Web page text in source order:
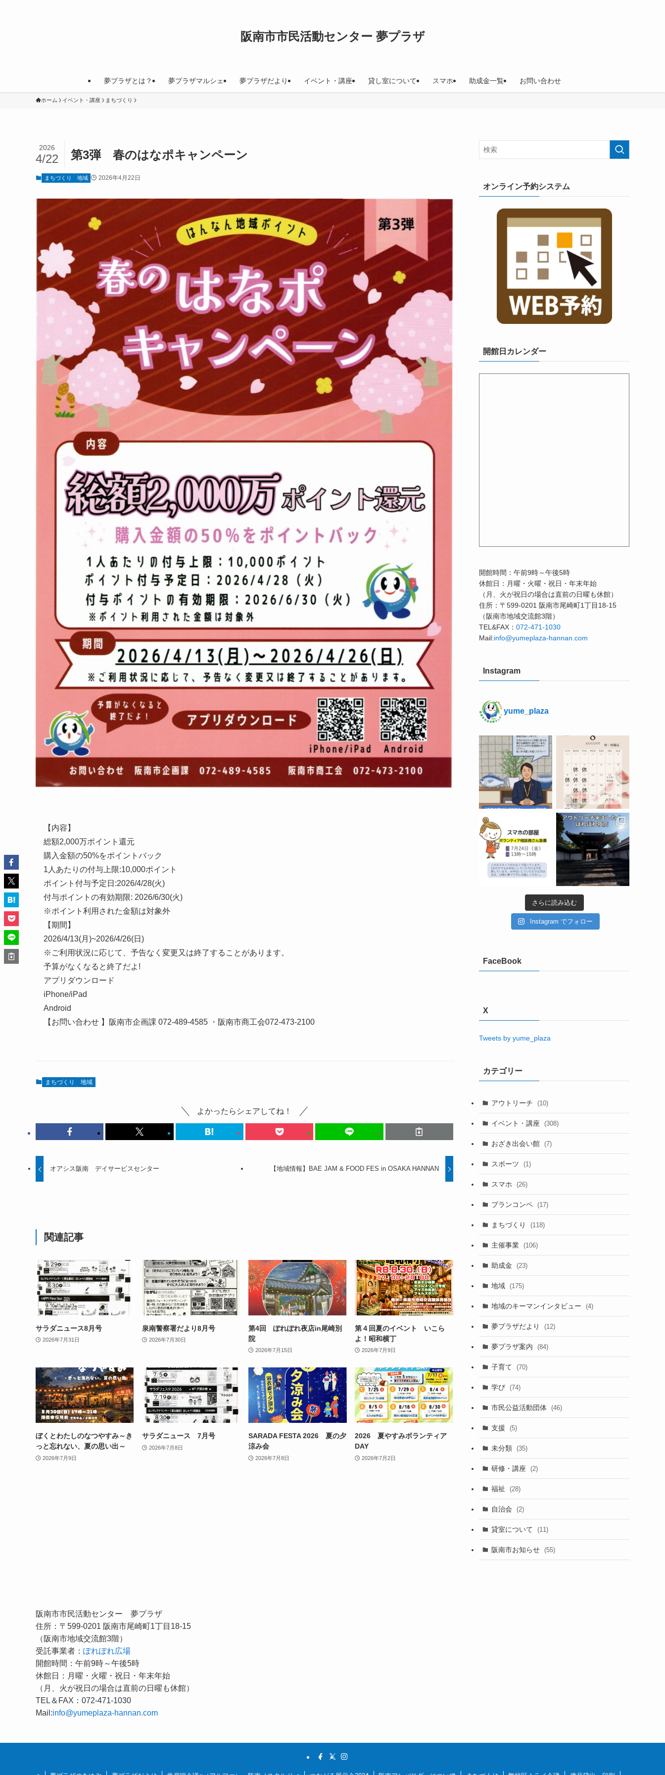
阪南市市民活動センター 夢プラザ
夢プラザとは？ 夢プラザマルシェ 夢プラザだより イベント・講座 貸し室について スマホ 助成金一覧 お問い合わせ
ホーム イベント・講座 まちづくり
第3弾 春のはなポキャンペーン
2026
4/22
まちづくり 地域 2026年4月22日
【内容】
総額2,000万ポイント還元
購入金額の50%をポイントバック
1人あたりの付与上限:10,000ポイント
ポイント付与予定日:2026/4/28(火)
付与ポイントの有効期限: 2026/6/30(火)
※ポイント利用された金額は対象外
【期間】
2026/4/13(月)~2026/4/26(日)
※ご利用状況に応じて、予告なく変更又は終了することがあります。
予算がなくなると終了だよ!
アプリダウンロード
iPhone/iPad
Android
【お問い合わせ 】阪南市企画課 072-489-4585 ・阪南市商工会072-473-2100
まちづくり 地域
よかったらシェアしてね！
オアシス阪南 デイサービスセンター 【地域情報】BAE JAM & FOOD FES in OSAKA HANNAN
関連記事
サラダニュース8月号
2026年7月31日
泉南警察署だより8月号
2026年7月30日
第4回 ぽれぽれ夜店in尾崎別
院
2026年7月15日
第４回夏のイベント いこら
よ！昭和横丁
2026年7月9日
ぼくとわたしのなつやすみ～き
っと忘れない、夏の思い出～
2026年7月9日
サラダニュース 7月号
2026年7月8日
SARADA FESTA 2026 夏の夕
涼み会
2026年7月8日
2026 夏やすみボランティア
DAY
2026年7月2日
オンライン予約システム
開館日カレンダー
開館時間：午前9時～午後5時
休館日：月曜・火曜・祝日・年末年始
（月、火が祝日の場合は直前の日曜も休館）
住所：〒599-0201 阪南市尾崎町1丁目18-15
（阪南市地域交流館3階）
TEL&FAX： 072-471-1030
Mail:info@yumeplaza-hannan.com
Instagram
yume_plaza
さらに読み込む
Instagram でフォロー
FaceBook
X
Tweets by yume_plaza
カテゴリー
アウトリーチ (10)
イベント・講座 (308)
おざき出会い館 (7)
スポーツ (1)
スマホ (26)
プランコンペ (17)
まちづくり (118)
主催事業 (106)
助成金 (23)
地域 (175)
地域のキーマンインタビュー (4)
夢プラザだより (12)
夢プラザ案内 (84)
子育て (70)
学び (74)
市民公益活動団体 (46)
支援 (5)
未分類 (35)
研修・講座 (2)
福祉 (28)
自治会 (2)
貸室について (11)
阪南市お知らせ (55)
阪南市市民活動センター 夢プラザ
住所：〒599-0201 阪南市尾崎町1丁目18-15
（阪南市地域交流館3階）
受託事業者： ぽれぽれ広場
開館時間：午前9時～午後5時
休館日：月曜・火曜・祝日・年末年始
（月、火が祝日の場合は直前の日曜も休館）
TEL＆FAX：072-471-1030
Mail:info@yumeplaza-hannan.com